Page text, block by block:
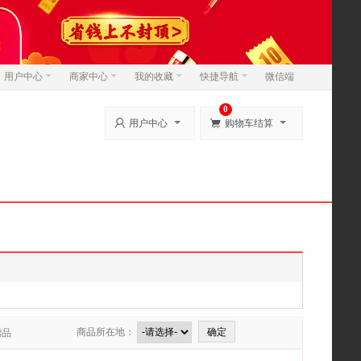
用户中心 商家中心 我的收藏 快捷导航 微信端
 用户中心  购物车结算
0
商品所在地：